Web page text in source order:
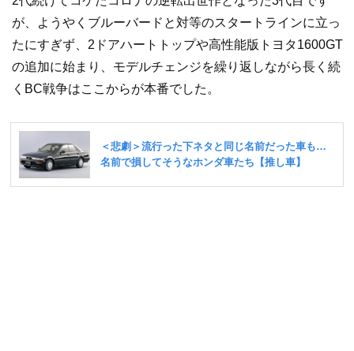
が、ようやくブルーバードと対等のスタートラインに立っ
たにすぎず、2ドアハートトップや高性能版トヨタ1600GT
の追加に始まり、モデルチェンジを繰り返しながら長く続
くBC戦争はここからが本番でした。